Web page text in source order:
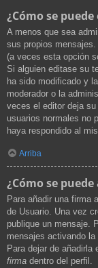
¿Cómo se
A menos que sea
sus propios
(a veces esta opción
Si alguien editase su
ha sido modificado y
moderador o la
veces el editor deja
usuarios normales no
haya respondido al
Arriba
¿Cómo se
Para añadir una firma
de Usuario. Una vez
publique un mensaje.
mensajes activando
Para dejar de
firma dentro del perfil.